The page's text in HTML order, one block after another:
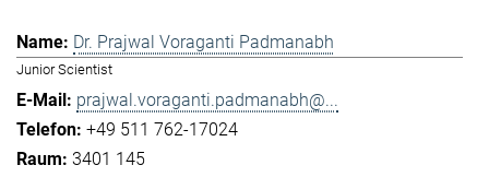
Dr. Prajwal Voraganti Padmanabh
Junior Scientist
prajwal.voraganti.padmanabh@...
+49 511 762-17024
3401 145